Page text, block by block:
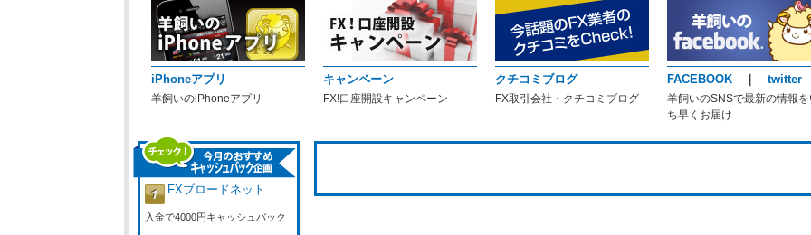
iPhoneアプリ
羊飼いのiPhoneアプリ
キャンペーン
FX!口座開設キャンペーン
クチコミブログ
FX取引会社・クチコミブログ
FACEBOOK twitter
羊飼いのSNSで最新の情報
ち早くお届け
FXブロードネット
入金で4000円キャッシュバック